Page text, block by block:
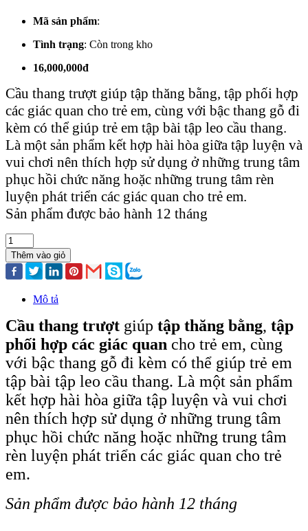
Mã sản phẩm:
Tình trạng: Còn trong kho
16,000,000đ
Cầu thang trượt giúp tập thăng bằng, tập phối hợp
các giác quan cho trẻ em, cùng với bậc thang gỗ đi
kèm có thể giúp trẻ em tập bài tập leo cầu thang.
Là một sản phẩm kết hợp hài hòa giữa tập luyện và
vui chơi nên thích hợp sử dụng ở những trung tâm
phục hồi chức năng hoặc những trung tâm rèn
luyện phát triển các giác quan cho trẻ em.
Sản phẩm được bảo hành 12 tháng
Thêm vào giỏ
Mô tả
Cầu thang trượt giúp tập thăng bằng, tập
phối hợp các giác quan cho trẻ em, cùng
với bậc thang gỗ đi kèm có thể giúp trẻ em
tập bài tập leo cầu thang. Là một sản phẩm
kết hợp hài hòa giữa tập luyện và vui chơi
nên thích hợp sử dụng ở những trung tâm
phục hồi chức năng hoặc những trung tâm
rèn luyện phát triển các giác quan cho trẻ
em.
Sản phẩm được bảo hành 12 tháng